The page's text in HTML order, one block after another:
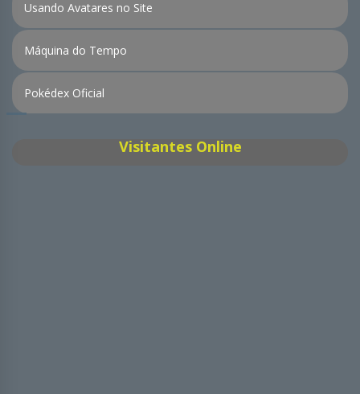
Usando Avatares no Site
Máquina do Tempo
Pokédex Oficial
Visitantes Online